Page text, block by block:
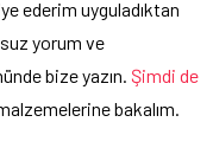
ederim uyguladıktan
yorum ve
bize yazın. Şimdi de
bakalım.